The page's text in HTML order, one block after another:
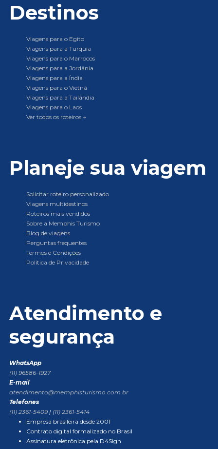
Destinos
Viagens para o Egito
Viagens para a Turquia
Viagens para o Marrocos
Viagens para a Jordânia
Viagens para a Índia
Viagens para o Vietnã
Viagens para a Tailândia
Viagens para o Laos
Ver todos os roteiros →
Planeje sua viagem
Solicitar roteiro personalizado
Viagens multidestinos
Roteiros mais vendidos
Sobre a Memphis Turismo
Blog de viagens
Perguntas frequentes
Termos e Condições
Política de Privacidade
Atendimento e
segurança
WhatsApp
(11) 96586-1927
E-mail
atendimento@memphisturismo.com.br
Telefones
(11) 2361-5409 | (11) 2361-5414
Empresa brasileira desde 2001
Contrato digital formalizado no Brasil
Assinatura eletrônica pela D4Sign